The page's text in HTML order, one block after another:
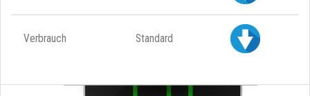
Verbrauch Standard